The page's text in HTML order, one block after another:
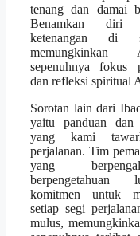
tenang dan damai
Benamkan diri
ketenangan di
sepenuhnya fokus
dan refleksi spiritual
Sorotan lain dari
yaitu panduan dan
yang kami
perjalanan. Tim
yang
berpengetahuan
komitmen untuk
setiap segi
mulus,